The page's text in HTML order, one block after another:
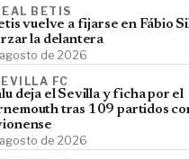
BETIS
vuelve a fijarse en Fábio
la delantera
de 2026
FC
deja el Sevilla y ficha por el
tras 109 partidos
de 2026